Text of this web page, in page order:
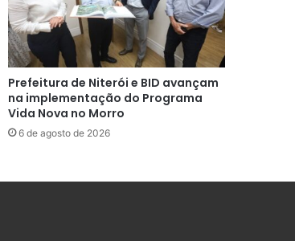
Prefeitura de Niterói e BID avançam
na implementação do Programa
Vida Nova no Morro
6 de agosto de 2026